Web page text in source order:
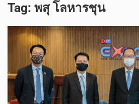
Tag: พสุ โลหารชุน